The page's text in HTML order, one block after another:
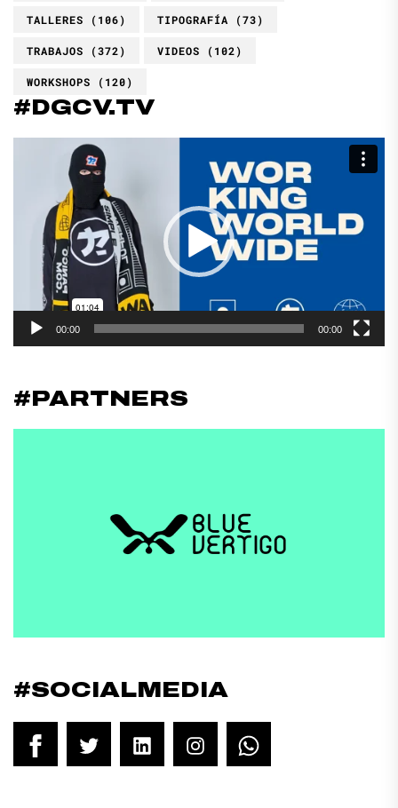
TALLERES (106) TIPOGRAFÍA (73)
TRABAJOS (372) VIDEOS (102)
WORKSHOPS (120)
#DGCV.TV
Reproductor
00:00 00:00
#PARTNERS
#SOCIALMEDIA
FacebookTwitter LinkedInInstagram